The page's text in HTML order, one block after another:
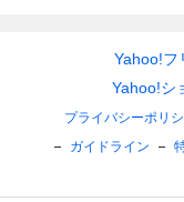
Yahoo!フ
Yahoo!シ
プライバシーポリ
ガイドライン